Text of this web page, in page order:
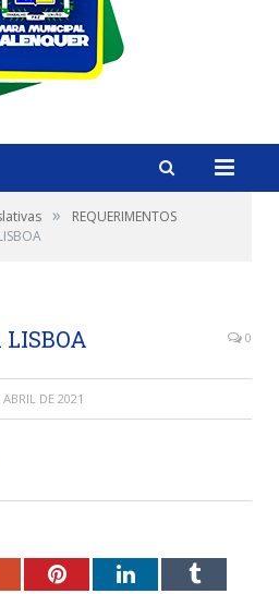
»
REQUERIMENTOS
LISBOA 0
DE 2021
PinterestLinkedInTumblr